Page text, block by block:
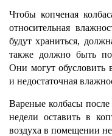
Чтобы копченая
относительная
будут храниться,
также должно быть
Они могут обусловить
и недостаточная
Вареные колбасы
недели оставить в
воздуха в помещении